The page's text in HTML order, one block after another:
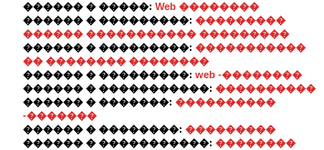
������ � �����: Web ��������
������ � ���������: ���������
������ ����������� ���������
������ � ���������: �����������
�� �������� ��������
������ � ���������: web -��������
������ � �����������: ����������
������ � �������: ����������
-�������
������ � ��������: ���������
������ � �����������: ��������